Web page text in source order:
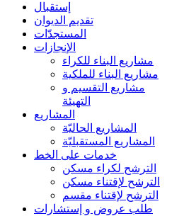
إستقبال
تقديم الديوان
المستجدّات
الإنجازات
مشاريع البناء للكراء
مشاريع البناء للملكية
مشاريع التقسيم و
التهيئة
المشاريع
المشاريع الحاليّة
المشاريع المستقبليّة
خدمات على الخط
الترشح لكراء مسكن
الترشح لإقتناء مسكن
الترشح لإقتناء مقسم
طلب عروض و إستشارات